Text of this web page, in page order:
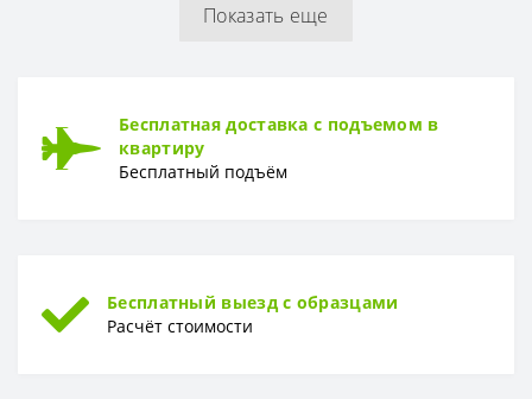
Тип Винил-компакт
Показать еще
Бесплатная доставка с подъемом в
квартиру
Бесплатный подъём
Бесплатный выезд с образцами
Расчёт стоимости